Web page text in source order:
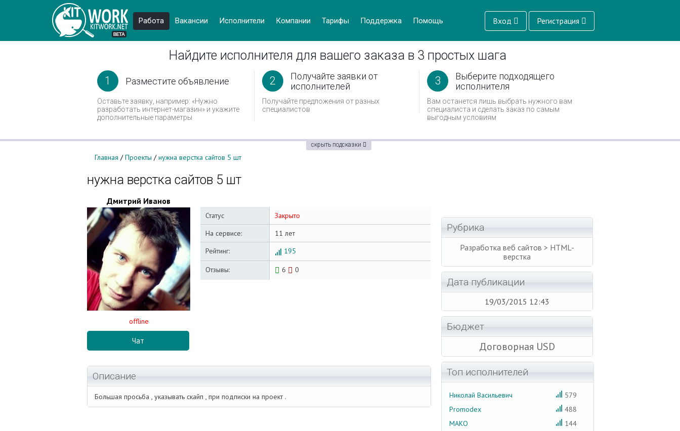
Работа Вакансии Иcполнители Компании Тарифы Поддержка Помощь Вход Регистрация
Найдите исполнителя для вашего заказа в 3 простых шага
1 Разместите объявление
Оставьте заявку, например: «Нужно
разработать интернет-магазин» и укажите
дополнительные параметры
2
Получайте заявки от
исполнителей
Получайте предложения от разных
специалистов
3
Выберите подходящего
исполнителя
Вам останется лишь выбрать нужного вам
специалиста и сделать заказ по самым
выгодным условиям
скрыть подсказки
Главная /Проекты /нужна верстка сайтов 5 шт
нужна верстка сайтов 5 шт
Дмитрий Иванов
offline
Чат
Статус
Закрыто
На сервисе:
11 лет
Рейтинг:
195
Отзывы: 6 0
Описание
Большая просьба , указывать скайп , при подписки на проект .
Рубрика
Разработка веб сайтов > HTML-
верстка
Дата публикации
19/03/2015 12:43
Бюджет
Договорная USD
Топ исполнителей
Николай Васильевич
579
Promodex
488
МАКО
144